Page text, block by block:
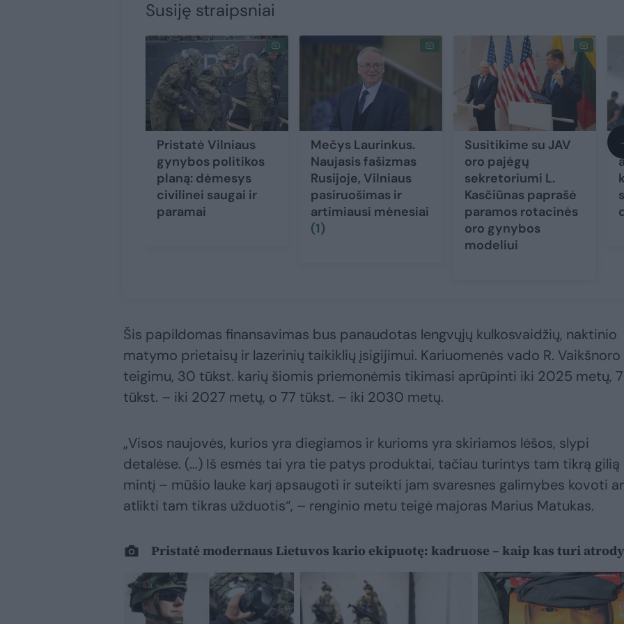
Susiję straipsniai
Pristatė Vilniaus
gynybos politikos
planą: dėmesys
civilinei saugai ir
paramai
Mečys Laurinkus.
Naujasis fašizmas
Rusijoje, Vilniaus
pasiruošimas ir
artimiausi mėnesiai
(1)
Susitikime su JAV
oro pajėgų
sekretoriumi L.
Kasčiūnas paprašė
paramos rotacinės
oro gynybos
modeliui
Šis papildomas finansavimas bus panaudotas lengvųjų kulkosvaidžių, naktinio
matymo prietaisų ir lazerinių taikiklių įsigijimui. Kariuomenės vado R. Vaikšnoro
teigimu, 30 tūkst. karių šiomis priemonėmis tikimasi aprūpinti iki 2025 metų,
tūkst. – iki 2027 metų, o 77 tūkst. – iki 2030 metų.
„Visos naujovės, kurios yra diegiamos ir kurioms yra skiriamos lėšos, slypi
detalėse. (...) Iš esmės tai yra tie patys produktai, tačiau turintys tam tikrą gilią
mintį – mūšio lauke karį apsaugoti ir suteikti jam svaresnes galimybes kovoti
atlikti tam tikras užduotis“, – renginio metu teigė majoras Marius Matukas.
Pristatė modernaus Lietuvos kario ekipuotę: kadruose – kaip kas turi